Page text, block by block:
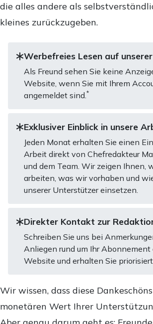
die alles andere als
kleines zurückzugeben.
Werbefreies Lesen auf
Als Freund sehen Sie keine
Website, wenn Sie mit Ihrem
angemeldet sind.*
Exklusiver Einblick in unsere
Jeden Monat erhalten Sie einen
Arbeit direkt von Chefredakteur
und dem Team. Wir zeigen Ihnen,
arbeiten, was wir vorhaben und
unserer Unterstützer einsetzen.
Direkter Kontakt zur
Schreiben Sie uns bei
Anliegen rund um Ihr Abonnement
Website und erhalten Sie
Wir wissen, dass diese
monetären Wert Ihrer